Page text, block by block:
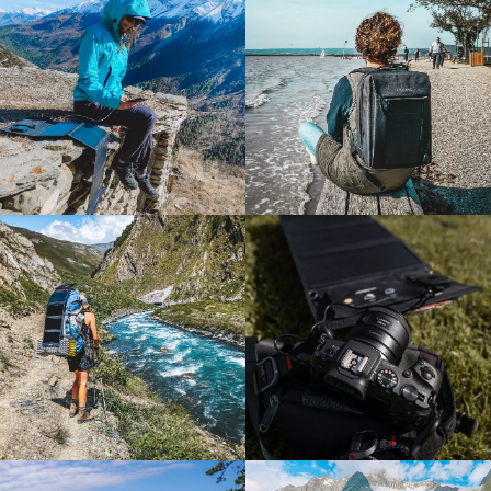
LifePower 600 dobije
panel za 7 hodin
Povrch solárního panelu je pokryt vysoce kvalitními
monokrystalickými solárními články Sunpower. Oproti
DC
Voděodolnost
IPX4
Hmotnost
4,8 kg
Rozložený panel
1052 x 765 x 4 mm
Složený panel
525 x 765 x 8 mm
Přenosný
ano